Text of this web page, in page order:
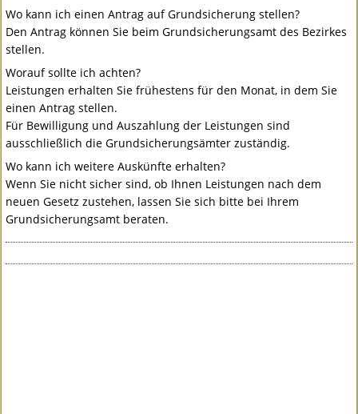
Wo kann ich einen Antrag auf Grundsicherung stellen?
Den Antrag können Sie beim Grundsicherungsamt des Bezirkes
stellen.
Worauf sollte ich achten?
Leistungen erhalten Sie frühestens für den Monat, in dem Sie
einen Antrag stellen.
Für Bewilligung und Auszahlung der Leistungen sind
ausschließlich die Grundsicherungsämter zuständig.
Wo kann ich weitere Auskünfte erhalten?
Wenn Sie nicht sicher sind, ob Ihnen Leistungen nach dem
neuen Gesetz zustehen, lassen Sie sich bitte bei Ihrem
Grundsicherungsamt beraten.